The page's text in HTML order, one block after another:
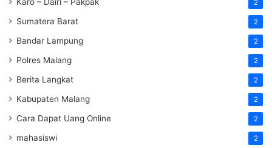
2
Sumatera Barat 2
Bandar Lampung 2
Polres Malang 2
Berita Langkat 2
Kabupaten Malang 2
Cara Dapat Uang Online 2
mahasiswi 2